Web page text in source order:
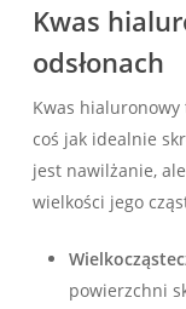
Kwas
odsłonach
Kwas
coś jak idealnie
jest nawilżanie,
wielkości jego
powierzchni